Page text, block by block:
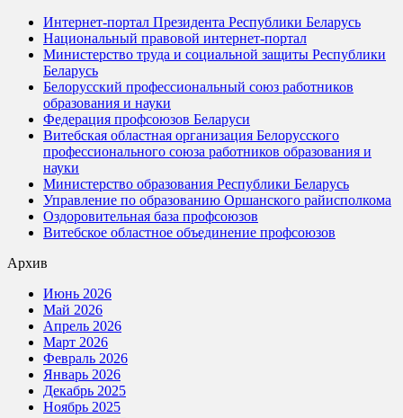
Интернет-портал Президента Республики Беларусь
Национальный правовой интернет-портал
Министерство труда и социальной защиты Республики
Беларусь
Белорусский профессиональный союз работников
образования и науки
Федерация профсоюзов Беларуси
Витебская областная организация Белорусского
профессионального союза работников образования и
науки
Министерство образования Республики Беларусь
Управление по образованию Оршанского райисполкома
Оздоровительная база профсоюзов
Витебское областное объединение профсоюзов
Архив
Июнь 2026
Май 2026
Апрель 2026
Март 2026
Февраль 2026
Январь 2026
Декабрь 2025
Ноябрь 2025